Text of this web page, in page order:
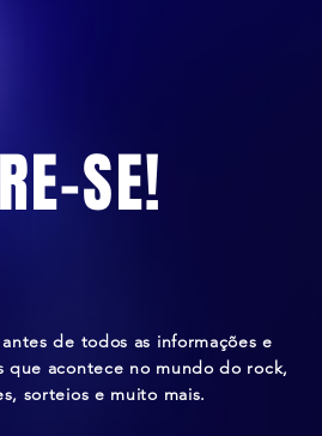
SE!
antes de todos as informações e
que acontece no mundo do rock,
sorteios e muito mais.